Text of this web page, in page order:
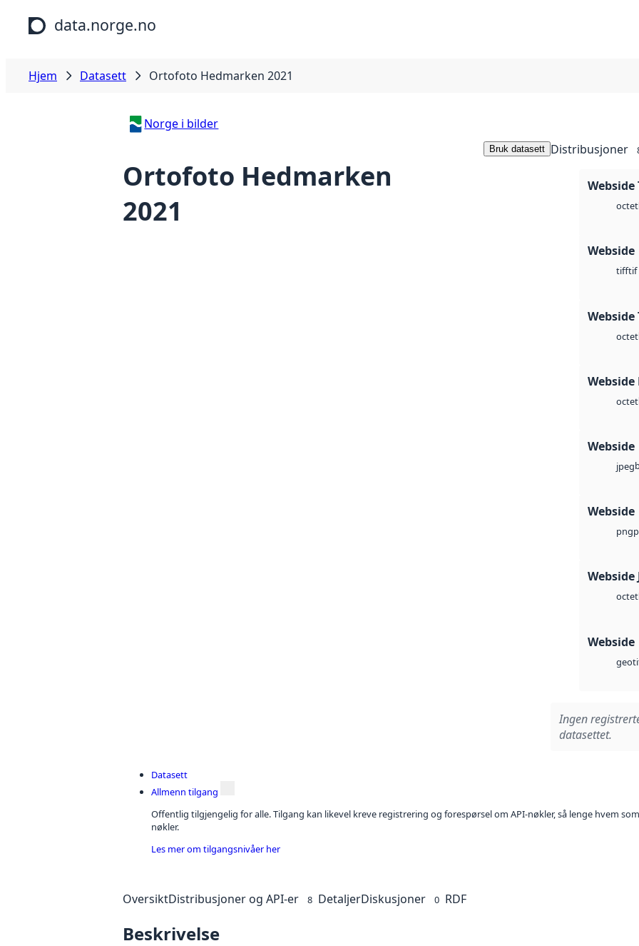
Hopp til hovedinnhold
data.norge.no
Hjem Datasett Ortofoto Hedmarken 2021
Norge i bilder
Ortofoto Hedmarken
2021
Bruk datasett Distribusjoner
Webside
octet
Webside
tifftif
Webside
octet
Webside
octet
Webside
jpeg
Webside
png
Webside
octet
Webside
Ingen
datasettet.
Datasett
Allmenn tilgang
Offentlig tilgjengelig for alle. Tilgang kan likevel kreve registrering og forespørsel om API-nøkler, så lenge hvem
nøkler.
Les mer om tilgangsnivåer her
OversiktDistribusjoner og API-er 8 DetaljerDiskusjoner 0 RDF
Beskrivelse